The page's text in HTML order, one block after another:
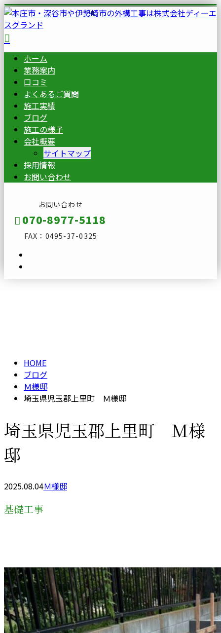
ホーム
業務案内
口コミ
よくあるご質問
施工実績
ブログ
施工の様子
会社概要
サイトマップ
採用情報
お問い合わせ
お問い合わせ
070-8977-5118
FAX：0495-37-0325
HOME
ブログ
Ｍ様邸
埼玉県児玉郡上里町 Ｍ様邸
埼玉県児玉郡上里町 Ｍ様
邸
2025.08.04Ｍ様邸
基礎工事